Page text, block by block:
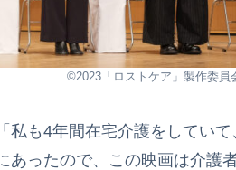
©2023「ロストケア」製作委員
私も4年間在宅介護をしてい
あったので、この映画は介護